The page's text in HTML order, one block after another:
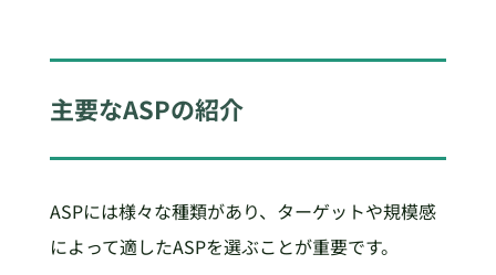
主要なASPの紹介
ASPには様々な種類があり、ターゲットや規模感
によって適したASPを選ぶことが重要です。